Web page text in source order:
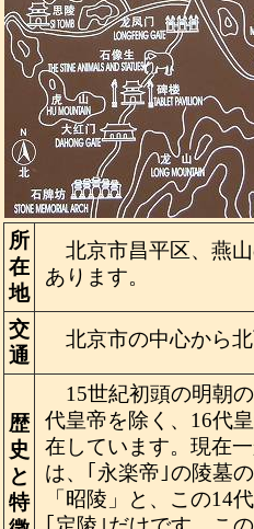
所
在
地
北京市昌平区、燕
あります。
交
通
北京市の中心から
歴
史
と
特
15世紀初頭の明朝
代皇帝を除く、16代
在しています。現在
は、｢永楽帝｣の陵墓
「昭陵」と、この14